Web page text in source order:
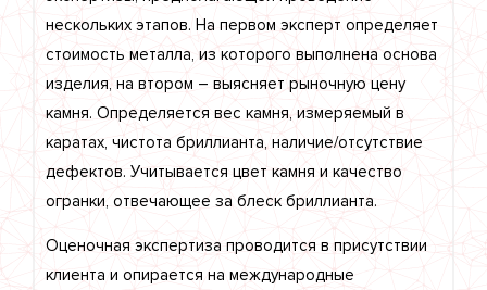
нескольких этапов. На первом эксперт определяет
стоимость металла, из которого выполнена основа
изделия, на втором – выясняет рыночную цену
камня. Определяется вес камня, измеряемый в
каратах, чистота бриллианта, наличие/отсутствие
дефектов. Учитывается цвет камня и качество
огранки, отвечающее за блеск бриллианта.
Оценочная экспертиза проводится в присутствии
клиента и опирается на международные